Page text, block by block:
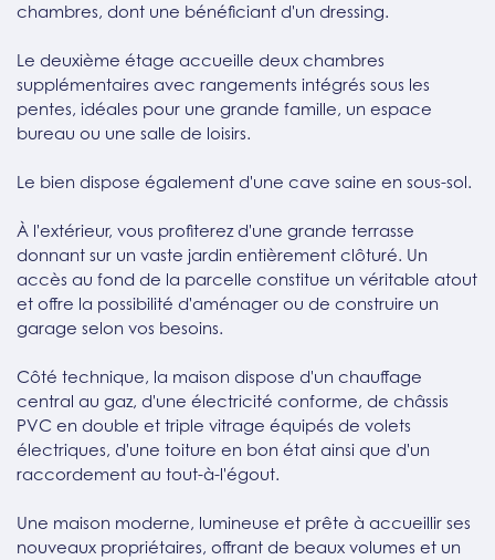
chambres, dont une bénéficiant d'un dressing.
Le deuxième étage accueille deux chambres
supplémentaires avec rangements intégrés sous les
pentes, idéales pour une grande famille, un espace
bureau ou une salle de loisirs.
Le bien dispose également d'une cave saine en sous-sol.
À l'extérieur, vous profiterez d'une grande terrasse
donnant sur un vaste jardin entièrement clôturé. Un
accès au fond de la parcelle constitue un véritable atout
et offre la possibilité d'aménager ou de construire un
garage selon vos besoins.
Côté technique, la maison dispose d'un chauffage
central au gaz, d'une électricité conforme, de châssis
PVC en double et triple vitrage équipés de volets
électriques, d'une toiture en bon état ainsi que d'un
raccordement au tout-à-l'égout.
Une maison moderne, lumineuse et prête à accueillir ses
nouveaux propriétaires, offrant de beaux volumes et un